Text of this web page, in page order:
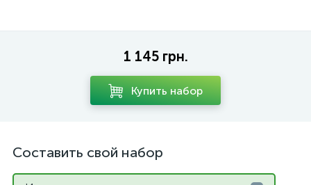
1 145 грн.
Купить набор
Составить свой набор